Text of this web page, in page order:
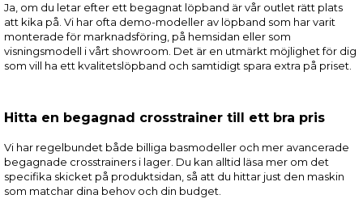
Ja, om du letar efter ett begagnat löpband är vår outlet rätt plats
att kika på. Vi har ofta demo-modeller av löpband som har varit
monterade för marknadsföring, på hemsidan eller som
visningsmodell i vårt showroom. Det är en utmärkt möjlighet för dig
som vill ha ett kvalitetslöpband och samtidigt spara extra på priset.
Hitta en begagnad crosstrainer till ett bra pris
Vi har regelbundet både billiga basmodeller och mer avancerade
begagnade crosstrainers i lager. Du kan alltid läsa mer om det
specifika skicket på produktsidan, så att du hittar just den maskin
som matchar dina behov och din budget.